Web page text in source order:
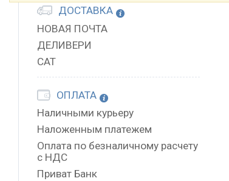
ДОСТАВКА
НОВАЯ ПОЧТА
ДЕЛИВЕРИ
САТ
ОПЛАТА
Наличными курьеру
Наложенным платежем
Оплата по безналичному расчету
с НДС
Приват Банк